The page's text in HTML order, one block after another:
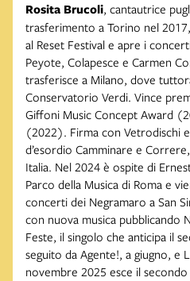
Rosita Brucoli, cantautrice
trasferimento a Torino nel
al Reset Festival e apre i
Peyote, Colapesce e Carmen
trasferisce a Milano, dove
Conservatorio Verdi. Vince
Giffoni Music Concept Award
(2022). Firma con Vetrodischi
d’esordio Camminare e
Italia. Nel 2024 è ospite di
Parco della Musica di Roma e
concerti dei Negramaro a San
con nuova musica pubblicando
Feste, il singolo che anticipa il
seguito da Agente!, a giugno, e
novembre 2025 esce il